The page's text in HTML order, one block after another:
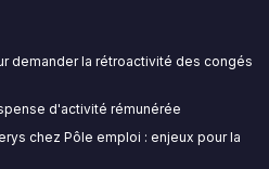
demander la rétroactivité des congés
d'activité rémunérée
chez Pôle emploi : enjeux pour la